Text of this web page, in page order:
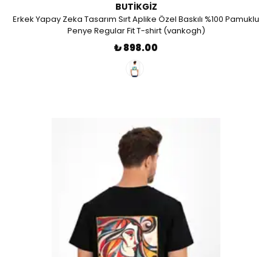
BUTIKGIZ
Erkek Yapay Zeka Tasarım Sırt Aplike Özel Baskılı %100 Pamuklu
Penye Regular Fit T-shirt (vankogh)
₺ 898.00